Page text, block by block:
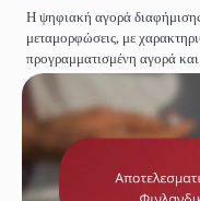
Η ψηφιακή αγορά
μεταμορφώσεις, με
προγραμματισμένη αγορά